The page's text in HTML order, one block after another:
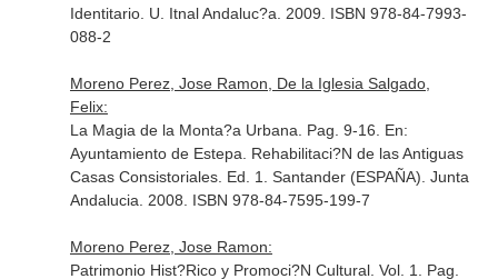
Identitario. U. Itnal Andaluc?a. 2009. ISBN 978-84-7993-
088-2
Moreno Perez, Jose Ramon, De la Iglesia Salgado,
Felix:
La Magia de la Monta?a Urbana. Pag. 9-16. En:
Ayuntamiento de Estepa. Rehabilitaci?N de las Antiguas
Casas Consistoriales. Ed. 1. Santander (ESPAÑA). Junta
Andalucia. 2008. ISBN 978-84-7595-199-7
Moreno Perez, Jose Ramon:
Patrimonio Hist?Rico y Promoci?N Cultural. Vol. 1. Pag.